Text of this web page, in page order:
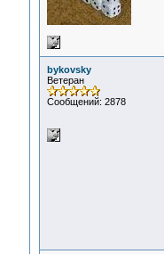
bykovsky
Ветеран
Сообщений: 2878